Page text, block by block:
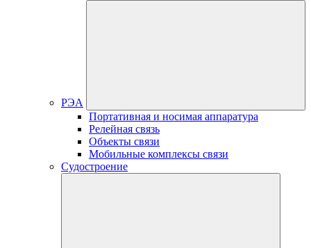
РЭА
Портативная и носимая аппаратура
Релейная связь
Объекты связи
Мобильные комплексы связи
Судостроение